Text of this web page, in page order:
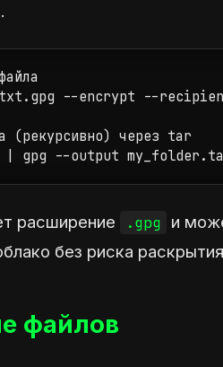
--encrypt --
(рекурсивно) через tar
--output
расширение .gpg и
без риска
файлов